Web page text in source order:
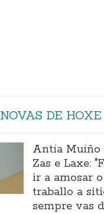
NOVAS DE HOXE
Antía Muíño
Zas e Laxe:
ir a amosar
traballo a
sempre vas